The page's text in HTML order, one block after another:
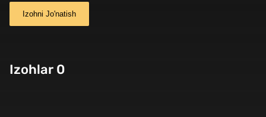
Izohni Jo'natish
Izohlar 0